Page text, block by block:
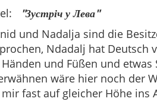
"Зустріч у Лева"
und Nadalja sind die
Ndadalj hat Deutsch
und Füßen und
wäre hier noch der
fast auf gleicher Höhe ins